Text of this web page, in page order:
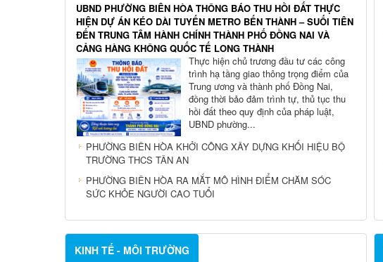
UBND PHƯỜNG BIÊN HÒA THÔNG BÁO THU HỒI ĐẤT THỰC
HIỆN DỰ ÁN KÉO DÀI TUYẾN METRO BẾN THÀNH – SUỐI TIÊN
ĐẾN TRUNG TÂM HÀNH CHÍNH THÀNH PHỐ ĐỒNG NAI VÀ
CẢNG HÀNG KHÔNG QUỐC TẾ LONG THÀNH
Thực hiện chủ trương đầu tư các công
trình hạ tầng giao thông trọng điểm của
Trung ương và thành phố Đồng Nai,
đồng thời bảo đảm trình tự, thủ tục thu
hồi đất theo quy định của pháp luật,
UBND phường...
PHƯỜNG BIÊN HÒA KHỞI CÔNG XÂY DỰNG KHỐI HIỆU BỘ
TRƯỜNG THCS TÂN AN
PHƯỜNG BIÊN HÒA RA MẮT MÔ HÌNH ĐIỂM CHĂM SÓC
SỨC KHỎE NGƯỜI CAO TUỔI
KINH TẾ - MÔI TRƯỜNG